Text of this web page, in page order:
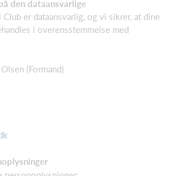
den dataansvarlige
er dataansvarlig, og vi sikrer, at dine
i overensstemmelse med
(Formand)